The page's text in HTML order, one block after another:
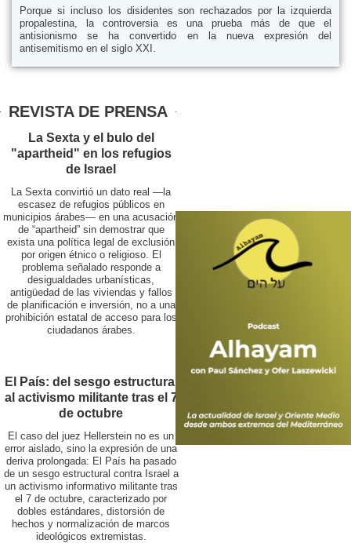
Porque si incluso los disidentes son rechazados por la izquierda
propalestina, la controversia es una prueba más de que el
antisionismo se ha convertido en la nueva expresión del
antisemitismo en el siglo XXI.
REVISTA DE PRENSA
La Sexta y el bulo del
"apartheid" en los refugios
de Israel
La Sexta convirtió un dato real —la
escasez de refugios públicos en
municipios árabes— en una acusación
de “apartheid” sin demostrar que
exista una política legal de exclusión
por origen étnico o religioso. El
problema señalado responde a
desigualdades urbanísticas,
antigüedad de las viviendas y fallos
de planificación e inversión, no a una
prohibición estatal de acceso para los
ciudadanos árabes.
El País: del sesgo estructural
al activismo militante tras el 7
de octubre
El caso del juez Hellerstein no es un
error aislado, sino la expresión de una
deriva prolongada: El País ha pasado
de un sesgo estructural contra Israel a
un activismo informativo militante tras
el 7 de octubre, caracterizado por
dobles estándares, distorsión de
hechos y normalización de marcos
ideológicos extremistas.